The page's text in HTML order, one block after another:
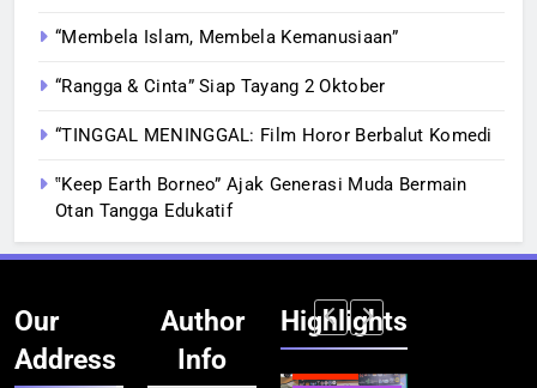
“Membela Islam, Membela Kemanusiaan”
“Rangga & Cinta” Siap Tayang 2 Oktober
“TINGGAL MENINGGAL: Film Horor Berbalut Komedi
‟Keep Earth Borneo” Ajak Generasi Muda Bermain
Otan Tangga Edukatif
Our
Address
Author
Info
Highlights
BERITA
INFRASTRUKTUR